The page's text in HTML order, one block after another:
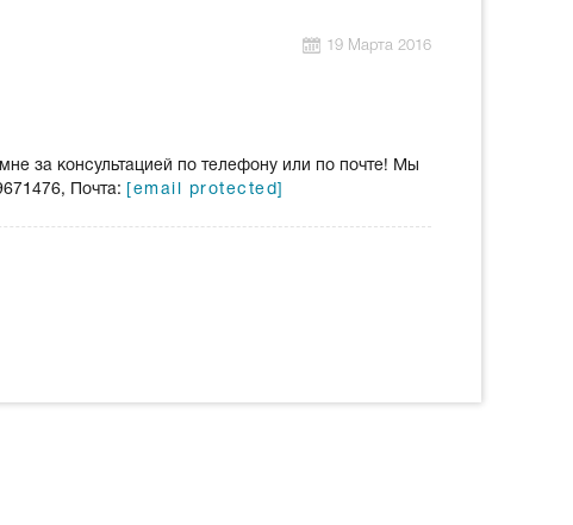
19 Марта 2016
за консультацией по телефону или по почте! Мы
Почта:
[email protected]